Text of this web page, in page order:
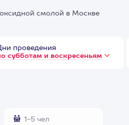
смолой в Москве
проведения
субботам и воскресеньям
1-5 чел